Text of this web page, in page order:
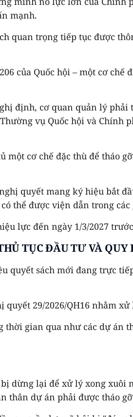
mạnh.
quan trọng tiếp tục được
của Quốc hội – một cơ
định, cơ quan quản lý
vụ Quốc hội và Chính
cơ chế đặc thù để tháo
quyết mang ký hiệu bắt
thể được viện dẫn trong
lực đến ngày 1/3/2027
TỤC ĐẦU TƯ VÀ QUY
quyết sách mới đang trực
29/2026/QH16 nhằm
gian qua như các dự án
dừng lại để xử lý xong xuôi
dự án phải được tháo